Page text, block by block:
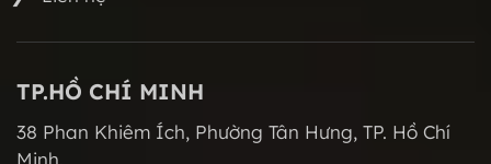
TP.HỒ CHÍ MINH
38 Phan Khiêm Ích, Phường Tân Hưng, TP. Hồ Chí